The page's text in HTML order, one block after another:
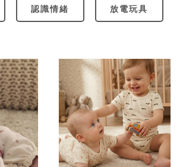
認識情緒 放電玩具